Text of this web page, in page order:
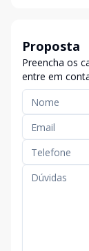
Proposta
Preencha os
entre em